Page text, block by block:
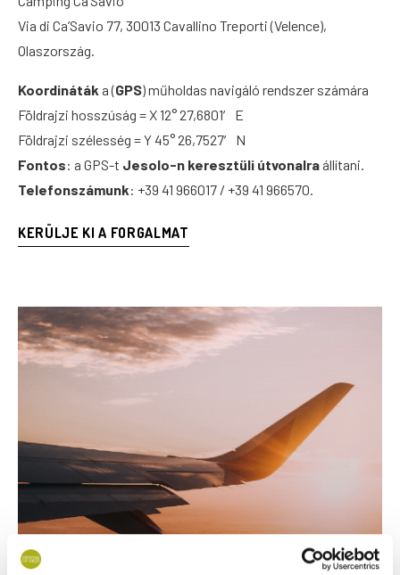
Via di Ca’Savio 77, 30013 Cavallino Treporti (Velence),
Olaszország.
Koordináták a (GPS) műholdas navigáló rendszer számára
Földrajzi hosszúság = X 12° 27,6801′ E
Földrajzi szélesség = Y 45° 26,7527′ N
Fontos: a GPS-t Jesolo-n keresztüli útvonalra állítani.
Telefonszámunk: +39 41 966017 / +39 41 966570.
KERÜLJE KI A FORGALMAT